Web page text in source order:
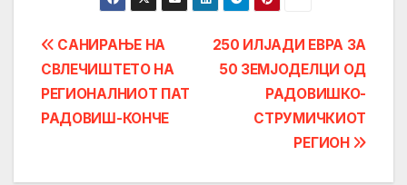
Post
navigation
250 ИЛЈАДИ ЕВРА ЗА
50 ЗЕМЈОДЕЛЦИ ОД
РАДОВИШКО-
СТРУМИЧКИОТ
РЕГИОН
САНИРАЊЕ НА
СВЛЕЧИШТЕТО НА
РЕГИОНАЛНИОТ ПАТ
РАДОВИШ-КОНЧЕ